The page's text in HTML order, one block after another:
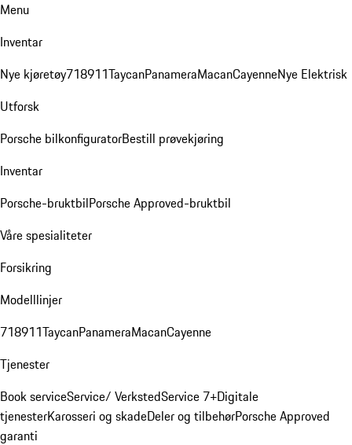
Menu
Inventar
Nye kjøretøy718911TaycanPanameraMacanCayenneNye Elektrisk
Utforsk
Porsche bilkonfiguratorBestill prøvekjøring
Inventar
Porsche-bruktbilPorsche Approved-bruktbil
Våre spesialiteter
Forsikring
Modelllinjer
718911TaycanPanameraMacanCayenne
Tjenester
Book serviceService/ VerkstedService 7+Digitale
tjenesterKarosseri og skadeDeler og tilbehørPorsche Approved
garanti